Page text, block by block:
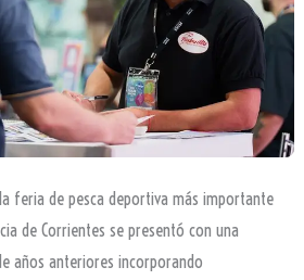
feria de pesca deportiva más importante
de Corrientes se presentó con una
años anteriores incorporando